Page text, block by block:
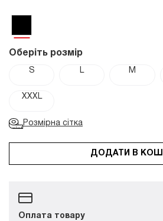
Оберіть розмір
S L M
XXXL
Розмірна сітка
ДОДАТИ В
Оплата товару